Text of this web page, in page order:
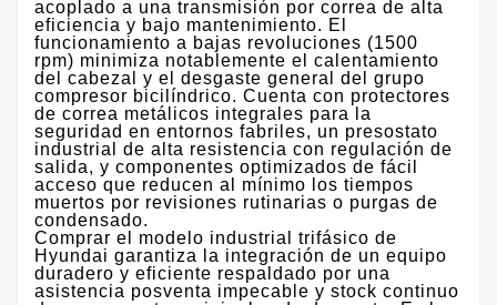
acoplado a una transmisión por correa de alta
eficiencia y bajo mantenimiento. El
funcionamiento a bajas revoluciones (1500
rpm) minimiza notablemente el calentamiento
del cabezal y el desgaste general del grupo
compresor bicilíndrico. Cuenta con protectores
de correa metálicos integrales para la
seguridad en entornos fabriles, un presostato
industrial de alta resistencia con regulación de
salida, y componentes optimizados de fácil
acceso que reducen al mínimo los tiempos
muertos por revisiones rutinarias o purgas de
condensado.
​Comprar el modelo industrial trifásico de
Hyundai garantiza la integración de un equipo
duradero y eficiente respaldado por una
asistencia posventa impecable y stock continuo